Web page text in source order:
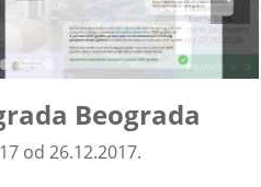
Beograda
od 26.12.2017.